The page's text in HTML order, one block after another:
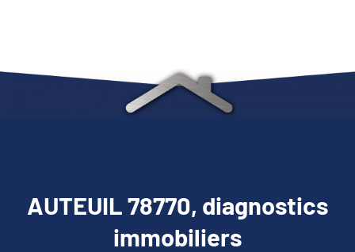
AUTEUIL 78770, diagnostics
immobiliers